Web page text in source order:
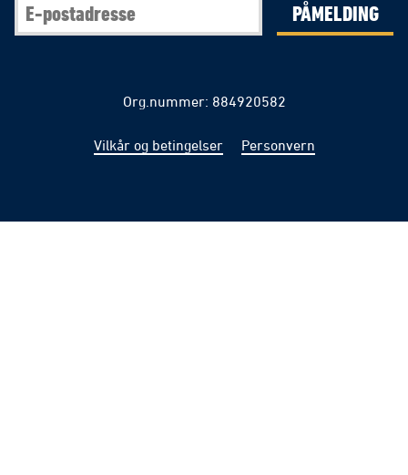
PÅMELDING
Org.nummer: 884920582
Vilkår og betingelser Personvern